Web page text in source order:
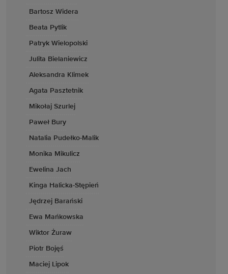
Bartosz Widera
Beata Pytlik
Patryk Wielopolski
Julita Bielaniewicz
Aleksandra Klimek
Agata Pasztetnik
Mikołaj Szurlej
Paweł Bury
Natalia Pudełko-Malik
Monika Mikulicz
Ewelina Jach
Kinga Halicka-Stępień
Jędrzej Barański
Ewa Mańkowska
Wiktor Żuraw
Piotr Bojęś
Maciej Lipok